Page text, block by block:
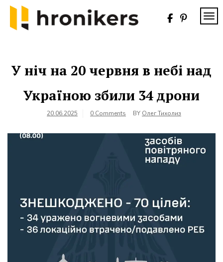
Skip
content
У ніч на 20 червня в небі над
Україною збили 34 дрони
20.06.2025 0 Comments BY Олег Тихолиз